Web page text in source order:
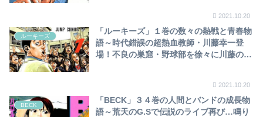
2021.10.20
ルーキーズ
「ルーキーズ」１巻の数々の熱戦と青春物
語～時代錯誤の超熱血教師・川藤幸一登
場！不良の巣窟・野球部を徐々に川藤の
2021.10.20
BECK
「BECK」３４巻の人間とバンドの成長物
語～荒天のG.Sで伝説のライブ再び…鳴り